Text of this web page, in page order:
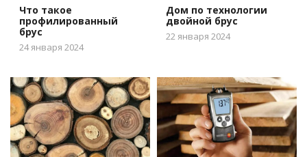
Что такое
профилированный
брус
24 января 2024
Дом по технологии
двойной брус
22 января 2024